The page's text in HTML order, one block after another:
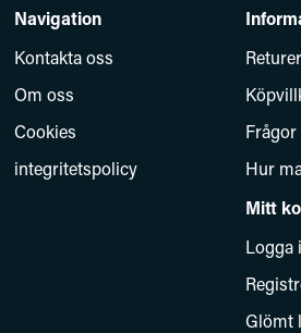
Navigation
Kontakta oss
Om oss
Cookies
integritetspolicy
Returer
Hur
Mitt
Logga
Glömt